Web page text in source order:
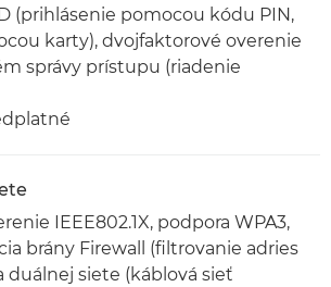
(prihlásenie pomocou kódu PIN,
karty), dvojfaktorové overenie
správy prístupu (riadenie
IEEE802.1X, podpora WPA3,
brány Firewall (filtrovanie adries
duálnej siete (káblová sieť